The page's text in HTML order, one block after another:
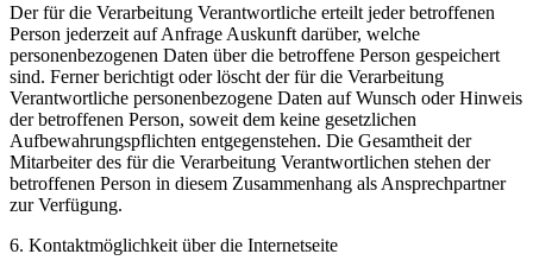
Der für die Verarbeitung Verantwortliche erteilt jeder betroffenen
Person jederzeit auf Anfrage Auskunft darüber, welche
personenbezogenen Daten über die betroffene Person gespeichert
sind. Ferner berichtigt oder löscht der für die Verarbeitung
Verantwortliche personenbezogene Daten auf Wunsch oder Hinweis
der betroffenen Person, soweit dem keine gesetzlichen
Aufbewahrungspflichten entgegenstehen. Die Gesamtheit der
Mitarbeiter des für die Verarbeitung Verantwortlichen stehen der
betroffenen Person in diesem Zusammenhang als Ansprechpartner
zur Verfügung.
6. Kontaktmöglichkeit über die Internetseite